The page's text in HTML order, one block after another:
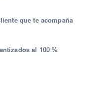
que te acompaña
al 100 %